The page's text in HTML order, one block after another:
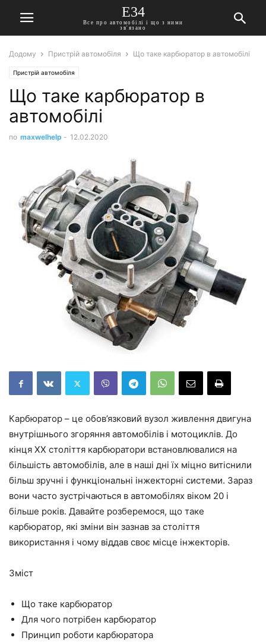
E34
Все про автомобілі і що з ними
зв'язано
Додому Пристрій автомобіля Що таке карбюратор в автомобілі
Пристрій автомобіля
Що таке карбюратор в
автомобілі
по maxwelhelp - 12.02.2020
Карбюратор – це обов’язковий вузол живлення двигуна
внутрішнього згоряння автомобілів і мотоциклів. До
кінця XX століття карбюратори встановлювалися на
більшість автомобілів, але в наші дні їх міцно витіснили
більш зручні і функціональні інжекторні системи. Зараз
вони часто зустрічаються в автомобілях віком 20 і
більше років. Давайте розберемося, що таке
карбюратор, які зміни він зазнав за століття
використання і чому віддав своє місце інжекторів.
Зміст
Що таке карбюратор
Для чого потрібен карбюратор
Принцип роботи карбюратора